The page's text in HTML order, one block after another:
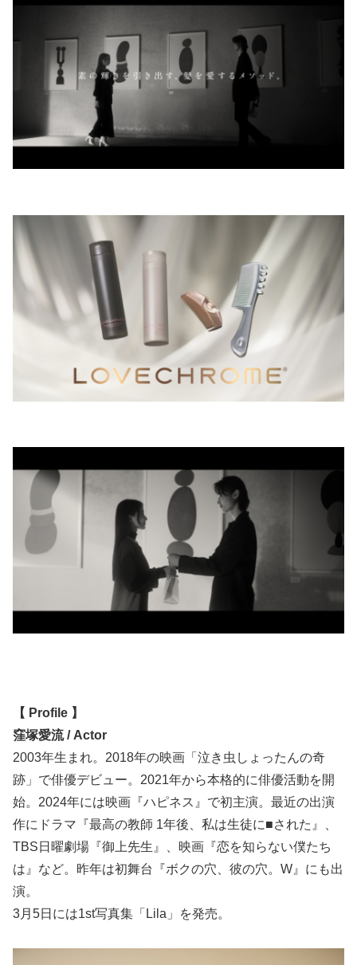
【 Profile 】
窪塚愛流 / Actor
2003年生まれ。2018年の映画「泣き虫しょったんの奇
跡」で俳優デビュー。2021年から本格的に俳優活動を開
始。2024年には映画『ハピネス』で初主演。最近の出演
作にドラマ『最高の教師 1年後、私は生徒に■された』、
TBS日曜劇場『御上先生』、映画『恋を知らない僕たち
は』など。昨年は初舞台『ボクの穴、彼の穴。W』にも出
演。
3月5日には1st写真集「Lila」を発売。